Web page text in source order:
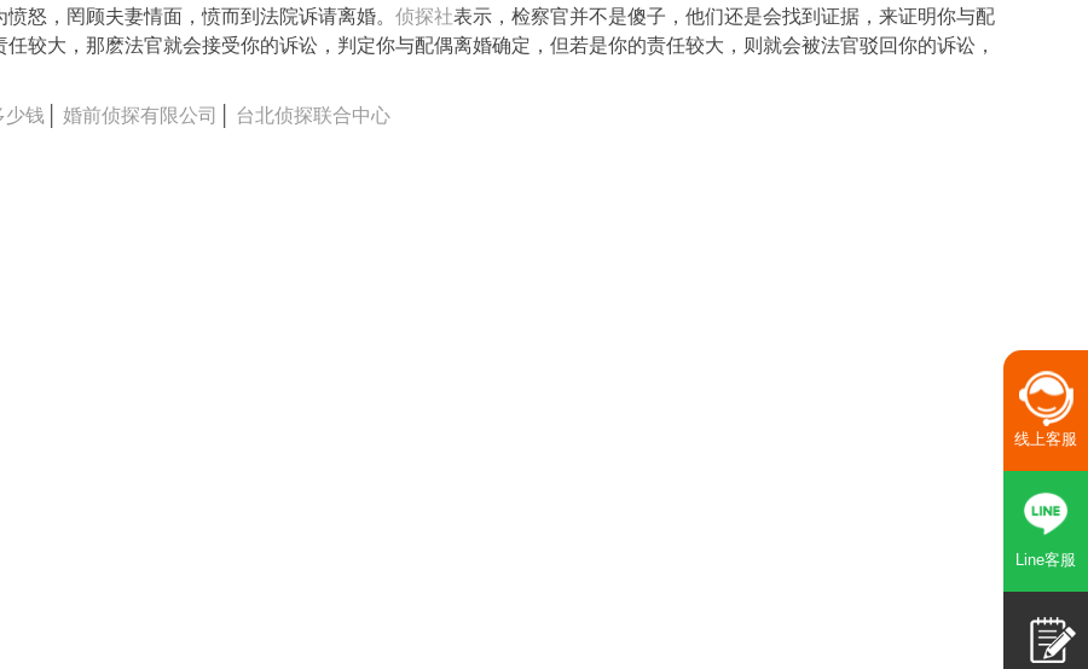
怒，罔顾夫妻情面，愤而到法院诉请离婚。侦探社表示，检察官并不是傻子，他们还是会找到证据，来证明你与配
较大，那麽法官就会接受你的诉讼，判定你与配偶离婚确定，但若是你的责任较大，则就会被法官驳回你的诉讼，
少钱 │婚前侦探有限公司 台北侦探联合中心
线上客服
Line客服